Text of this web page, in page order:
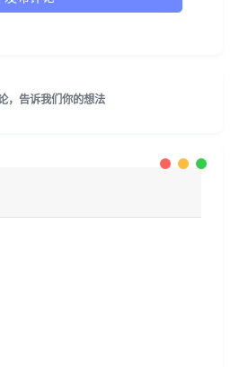
，告诉我们你的想法